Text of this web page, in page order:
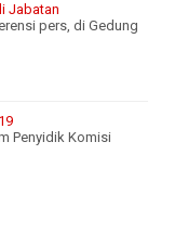
Jabatan
pers, di Gedung
Penyidik Komisi